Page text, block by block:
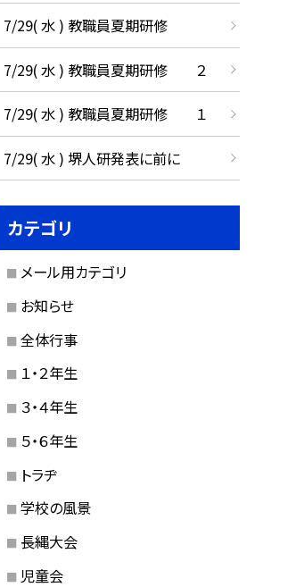
7/29( 水 ) 教職員夏期研修
7/29( 水 ) 教職員夏期研修 ２
7/29( 水 ) 教職員夏期研修 １
7/29( 水 ) 堺人研発表に前に
カテゴリ
メール用カテゴリ
お知らせ
全体行事
１・２年生
３・４年生
５・６年生
トラヂ
学校の風景
長縄大会
児童会